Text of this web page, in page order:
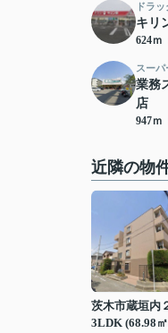
ドラ
キリ
624ｍ
スーパ
業務
店
947ｍ
近隣の物
茨木市蔵垣内
3LDK (68.98